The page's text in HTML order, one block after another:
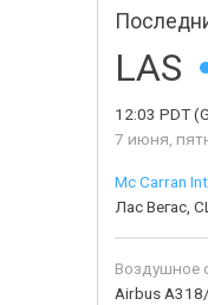
LAS
12:03 PDT
7 июня,
Mc Carran
Лас Вегас,
Воздушное
Airbus